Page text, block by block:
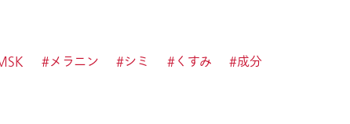
#メラニン #シミ #くすみ #成分